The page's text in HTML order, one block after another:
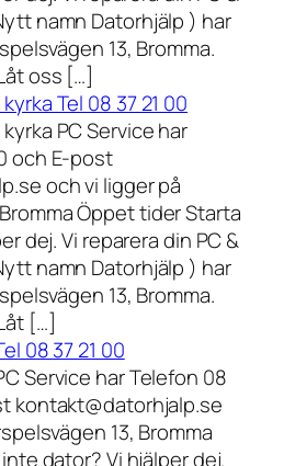
namn Datorhjälp ) har
13, Bromma.
oss […]
Tel 08 37 21 00
PC Service har
och E-post
och vi ligger på
Öppet tider Starta
dej. Vi reparera din PC &
namn Datorhjälp ) har
13, Bromma.
[…]
08 37 21 00
Service har Telefon 08
kontakt@datorhjalp.se
13, Bromma
dator? Vi hjälper dej.